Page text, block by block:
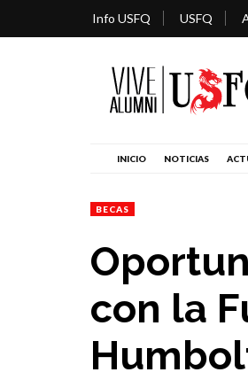
Info USFQ USFQ
INICIO NOTICIAS
BECAS
con la